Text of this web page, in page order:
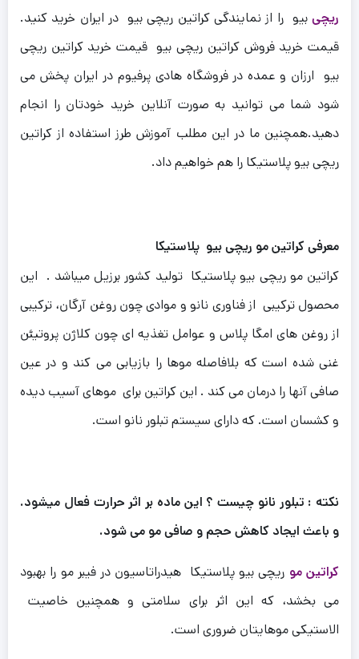
ریچی بیو را از نمایندگی کراتین ریچی بیو در ایران خرید کنید.
قیمت خرید فروش کراتین ریچی بیو قیمت خرید کراتین ریچی
بیو ارزان و عمده در فروشگاه هادی پرفیوم در ایران پخش می
شود شما می توانید به صورت آنلاین خرید خودتان را انجام
دهید.همچنین ما در این مطلب آموزش طرز استفاده از کراتین
ریچی بیو پلاستیکا را هم خواهیم داد.
معرفی کراتین مو ریچی بیو پلاستیکا
کراتین مو ریچی بیو پلاستیکا تولید کشور برزیل میباشد . این
محصول ترکیبی از فناوری نانو و موادی چون روغن آرگان، ترکیبی
از روغن های امگا پلاس و عوامل تغذیه ای چون کلاژن پروتیئن
غنی شده است که بلافاصله موها را بازیابی می کند و در عین
صافی آنها را درمان می کند . این کراتین برای موهای آسیب دیده
و کشسان است. که دارای سیستم تبلور نانو است.
نکته : تبلور نانو چیست ؟ این ماده بر اثر حرارت فعال میشود.
و باعث ایجاد کاهش حجم و صافی مو می شود.
کراتین مو ریچی بیو پلاستیکا هیدراتاسیون در فیبر مو را بهبود
می بخشد، که این اثر برای سلامتی و همچنین خاصیت
الاستیکی موهایتان ضروری است.